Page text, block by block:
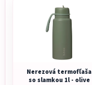
Nerezová termofľaša
so slamkou 1l - olive